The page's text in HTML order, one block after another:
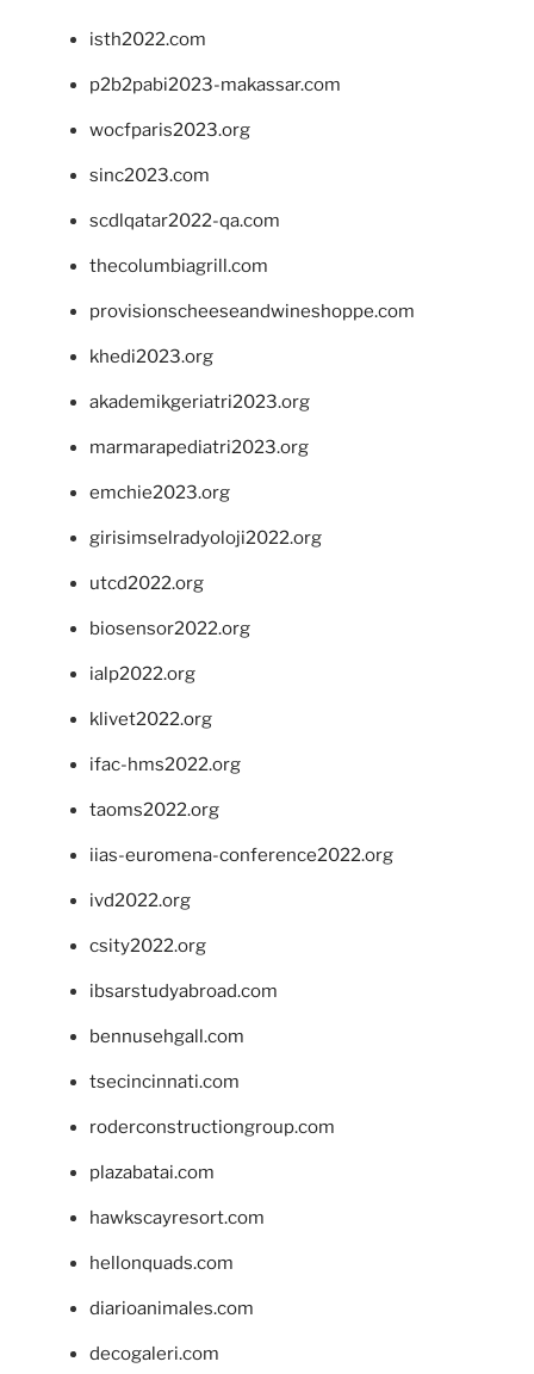
isth2022.com
p2b2pabi2023-makassar.com
wocfparis2023.org
sinc2023.com
scdlqatar2022-qa.com
thecolumbiagrill.com
provisionscheeseandwineshoppe.com
khedi2023.org
akademikgeriatri2023.org
marmarapediatri2023.org
emchie2023.org
girisimselradyoloji2022.org
utcd2022.org
biosensor2022.org
ialp2022.org
klivet2022.org
ifac-hms2022.org
taoms2022.org
iias-euromena-conference2022.org
ivd2022.org
csity2022.org
ibsarstudyabroad.com
bennusehgall.com
tsecincinnati.com
roderconstructiongroup.com
plazabatai.com
hawkscayresort.com
hellonquads.com
diarioanimales.com
decogaleri.com